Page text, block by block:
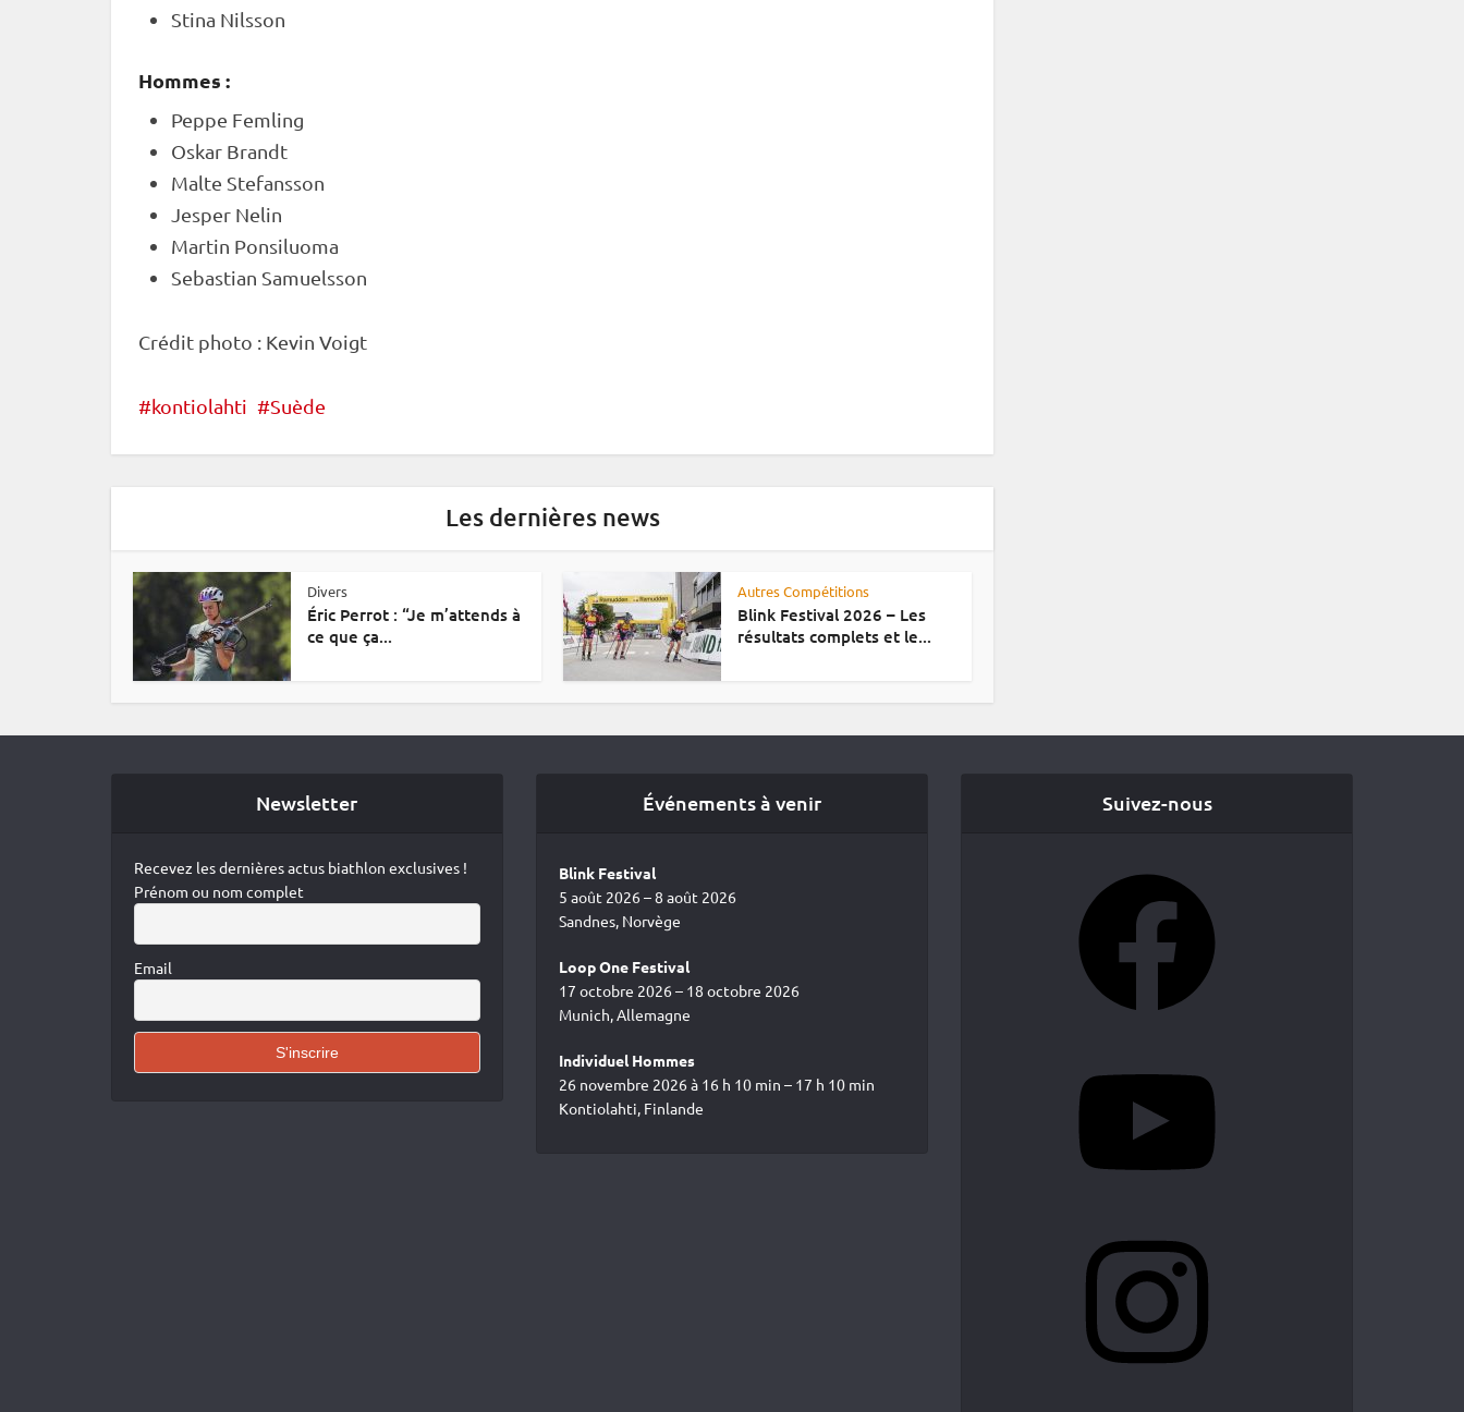
Stina Nilsson
Hommes :
Peppe Femling
Oskar Brandt
Malte Stefansson
Jesper Nelin
Martin Ponsiluoma
Sebastian Samuelsson
Crédit photo : Kevin Voigt
kontiolahti Suède
Les dernières news
Divers
Éric Perrot : “Je m’attends à
ce que ça...
Autres Compétitions
Blink Festival 2026 – Les
résultats complets et le...
Newsletter
Recevez les dernières actus biathlon exclusives !
Prénom ou nom complet
Email
Événements à venir
Blink Festival
5 août 2026 – 8 août 2026
Sandnes, Norvège
Loop One Festival
17 octobre 2026 – 18 octobre 2026
Munich, Allemagne
Individuel Hommes
26 novembre 2026 à 16 h 10 min – 17 h 10 min
Kontiolahti, Finlande
Suivez-nous